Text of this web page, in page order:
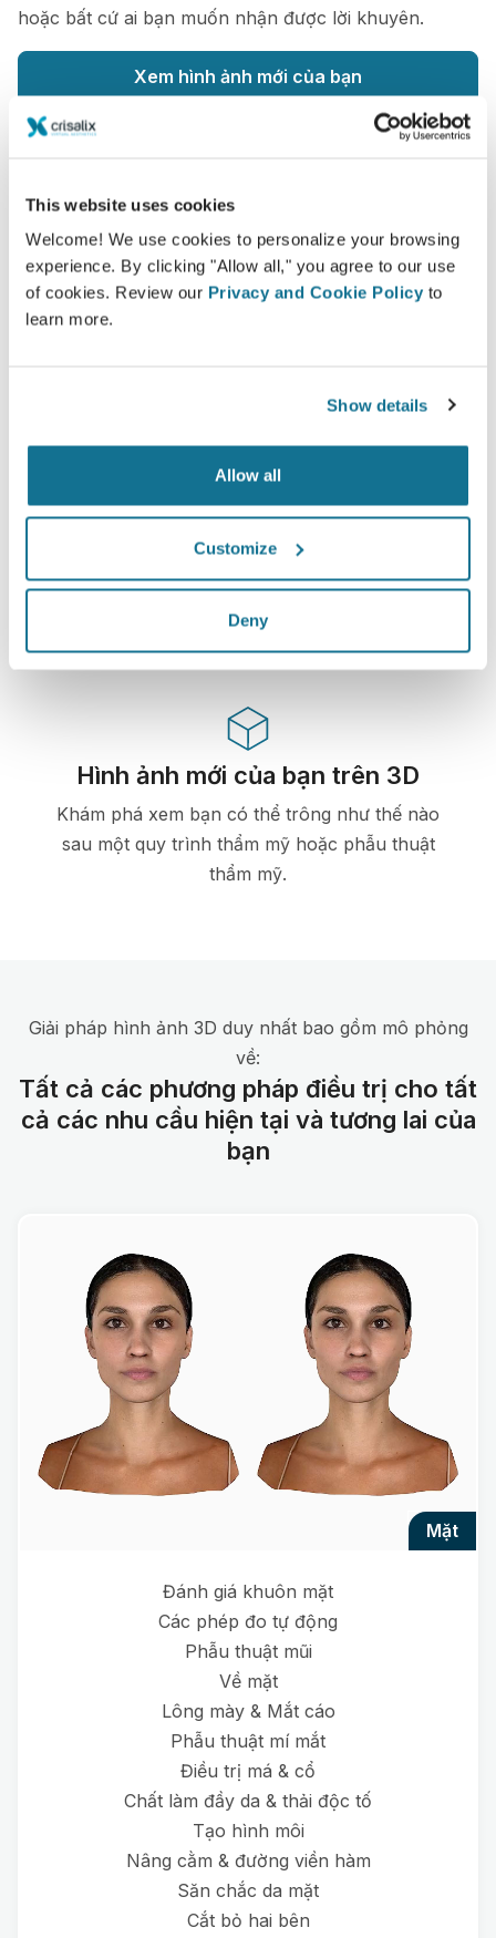
This website uses cookies
Welcome! We use cookies to personalize your browsing
experience. By clicking "Allow all," you agree to our use
of cookies. Review our Privacy and Cookie Policy to
learn more.
Show details
Allow all
Customize
Deny
hoặc bất cứ ai bạn muốn nhận được lời khuyên.
Xem hình ảnh mới của bạn
Dễ dàng và an toàn
Crisalix cam kết bảo vệ quyền riêng tư của bạn
mọi lúc. Máy chủ của chúng tôi được mã hóa
Công nghệ cao
Mô phỏng 3D dựa trên web đầu tiên dành cho
phẫu thuật thẩm mỹ và các thủ tục thẩm mỹ đã
các hiệp hội phẫu thuật thẩm mỹ ưa chuộng.
Hình ảnh mới của bạn trên 3D
Khám phá xem bạn có thể trông như thế nào
sau một quy trình thẩm mỹ hoặc phẫu thuật
thẩm mỹ.
Giải pháp hình ảnh 3D duy nhất bao gồm mô phỏng
về:
Tất cả các phương pháp điều trị cho tất
cả các nhu cầu hiện tại và tương lai của
bạn
mặt
Đánh giá khuôn mặt
Các phép đo tự động
Phẫu thuật mũi
Về mặt
Lông mày & Mắt cáo
Phẫu thuật mí mắt
Điều trị má & cổ
Chất làm đầy da & thải độc tố
Tạo hình môi
Nâng cằm & đường viền hàm
Săn chắc da mặt
Cắt bỏ hai bên